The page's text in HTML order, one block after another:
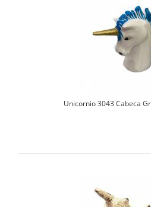
Unicornio 3043 Cabeca